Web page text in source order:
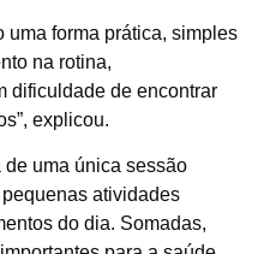
uma forma prática, simples
na rotina,
dificuldade de encontrar
explicou.
uma única sessão
atividades
do dia. Somadas,